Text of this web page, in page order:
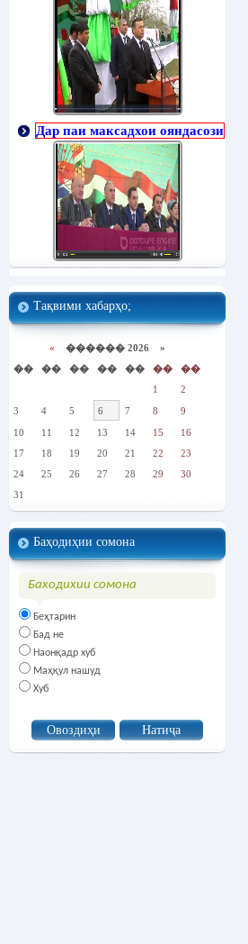
Дар паи максадхои ояндасози
Тақвими хабарҳо;
« ������ 2026 »
��
�� �� �� �� ��
��
1
2
3
4 5 6 7 8
9
10
11 12 13 14 15
16
17
18 19 20 21 22
23
24
25 26 27 28 29
30
31
Баҳодиҳии сомона
Баходихии сомона
Беҳтарин
Бад не
Наонқадр хуб
Маҳқул нашуд
Хуб